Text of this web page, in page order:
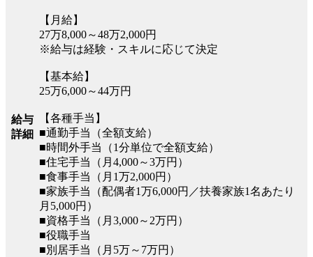
給与
詳細
【月給】
27万8,000～48万2,000円
※給与は経験・スキルに応じて決定
【基本給】
25万6,000～44万円
【各種手当】
■通勤手当（全額支給）
■時間外手当（1分単位で全額支給）
■住宅手当（月4,000～3万円）
■食事手当（月1万2,000円）
■家族手当（配偶者1万6,000円／扶養家族1名あたり
月5,000円）
■資格手当（月3,000～2万円）
■役職手当
■別居手当（月5万～7万円）